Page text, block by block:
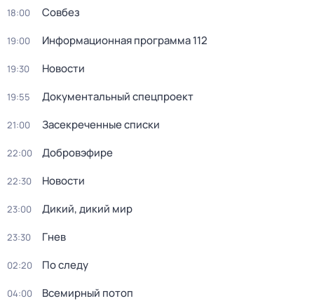
18:00 Совбез
19:00 Информационная программа 112
19:30 Новости
19:55 Докyментальный спецпроeкт
21:00 Заcекрeченные списки
22:00 Добровэфире
22:30 Новости
23:00 Дикий, дикий мир
23:30 Гнев
02:20 По следу
04:00 Вceмирный потоп